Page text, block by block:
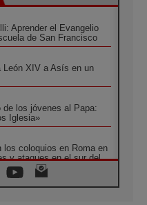
Aprender el Evangelio
de San Francisco
León XIV a Asís en un
de los jóvenes al Papa:
Iglesia»
los coloquios en Roma en
y ataques en el sur del